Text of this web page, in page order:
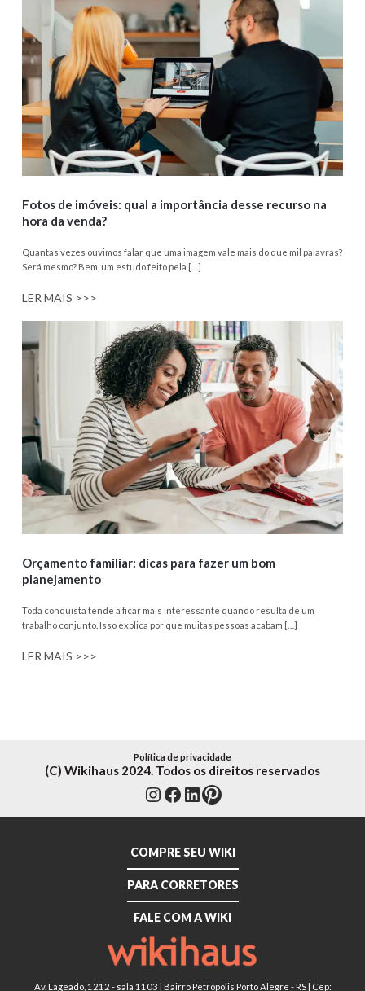
Fotos de imóveis: qual a importância desse recurso na
hora da venda?
Quantas vezes ouvimos falar que uma imagem vale mais do que mil palavras?
Será mesmo? Bem, um estudo feito pela […]
LER MAIS >>>
Orçamento familiar: dicas para fazer um bom
planejamento
Toda conquista tende a ficar mais interessante quando resulta de um
trabalho conjunto. Isso explica por que muitas pessoas acabam […]
LER MAIS >>>
Instagram
Facebook
LinkedIn
Pinterest
Política de privacidade
(C) Wikihaus 2024. Todos os direitos reservados
COMPRE SEU WIKI
PARA CORRETORES
FALE COM A WIKI
Av. Lageado, 1212 - sala 1103 | Bairro Petrópolis Porto Alegre - RS | Cep: